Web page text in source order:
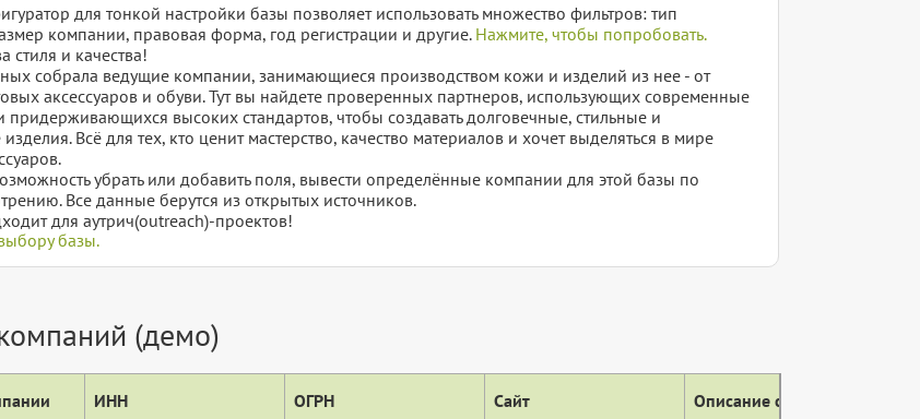
для тонкой настройки базы позволяет использовать множество фильтров: тип
компании, правовая форма, год регистрации и другие. Нажмите, чтобы попробовать.
стиля и качества!
собрала ведущие компании, занимающиеся производством кожи и изделий из нее - от
аксессуаров и обуви. Тут вы найдете проверенных партнеров, использующих современные
придерживающихся высоких стандартов, чтобы создавать долговечные, стильные и
Всё для тех, кто ценит мастерство, качество материалов и хочет выделяться в мире
убрать или добавить поля, вывести определённые компании для этой базы по
Все данные берутся из открытых источников.
для аутрич(outreach)-проектов!
базы.
(демо)
ИНН ОГРН Сайт Описание сайта (тег